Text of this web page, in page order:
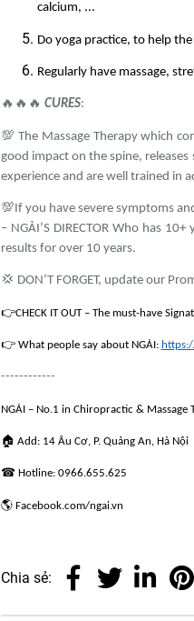
calcium, ...
Do yoga practice, to help
Regularly have massage,
🔥🔥🔥 CURES:
💯 The Massage Therapy which
good impact on the spine,
experience and are well trained in
💯If you have severe symptoms
– NGẢI’S DIRECTOR Who has
results for over 10 years.
💢 DON’T FORGET, update our
👉CHECK IT OUT – The must-have
👉What people say about NGẢI:
------------
NGẢI – No.1 in Chiropractic & Massage
🏠 Add: 14 Âu Cơ, P. Quảng An, Hà Nội
☎ Hotline: 0966.655.625
🌎 Facebook.com/ngai.vn
Chia sẻ: